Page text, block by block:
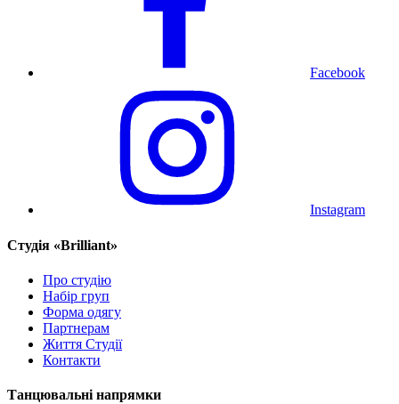
Facebook
Instagram
Cтудія «Brilliant»
Про студію
Набір груп
Форма одягу
Партнерам
Життя Студії
Контакти
Танцювальні напрямки